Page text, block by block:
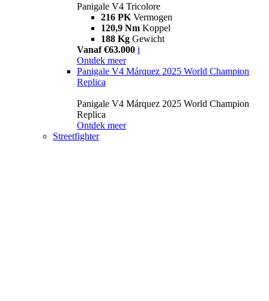
Panigale V4 Tricolore
216 PK Vermogen
120,9 Nm Koppel
188 Kg Gewicht
Vanaf €63.000 i
Ontdek meer
Panigale V4 Márquez 2025 World Champion
Replica
Panigale V4 Márquez 2025 World Champion
Replica
Ontdek meer
Streetfighter